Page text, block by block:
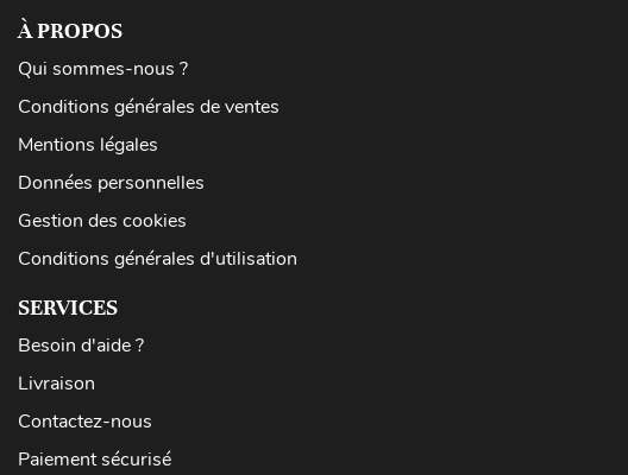
À PROPOS
Qui sommes-nous ?
Conditions générales de ventes
Mentions légales
Données personnelles
Gestion des cookies
Conditions générales d'utilisation
SERVICES
Besoin d'aide ?
Livraison
Contactez-nous
Paiement sécurisé